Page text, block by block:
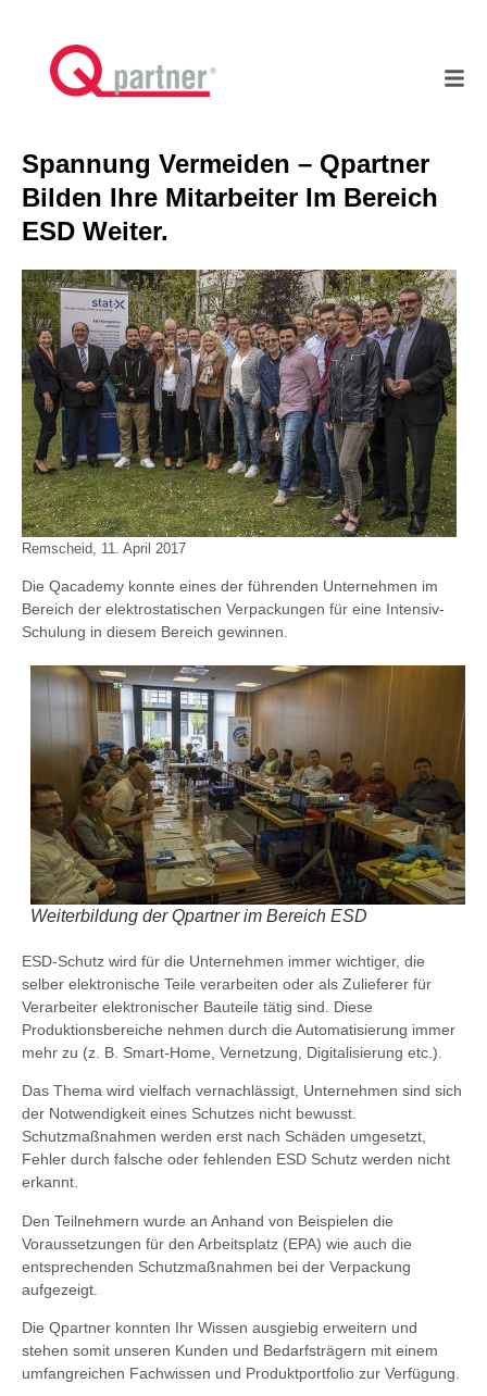
Spannung Vermeiden – Qpartner
Bilden Ihre Mitarbeiter Im Bereich
ESD Weiter.
Remscheid, 11. April 2017
Die Qacademy konnte eines der führenden Unternehmen im
Bereich der elektrostatischen Verpackungen für eine Intensiv-
Schulung in diesem Bereich gewinnen.
Weiterbildung der Qpartner im Bereich ESD
ESD-Schutz wird für die Unternehmen immer wichtiger, die
selber elektronische Teile verarbeiten oder als Zulieferer für
Verarbeiter elektronischer Bauteile tätig sind. Diese
Produktionsbereiche nehmen durch die Automatisierung immer
mehr zu (z. B. Smart-Home, Vernetzung, Digitalisierung etc.).
Das Thema wird vielfach vernachlässigt, Unternehmen sind sich
der Notwendigkeit eines Schutzes nicht bewusst.
Schutzmaßnahmen werden erst nach Schäden umgesetzt,
Fehler durch falsche oder fehlenden ESD Schutz werden nicht
erkannt.
Den Teilnehmern wurde an Anhand von Beispielen die
Voraussetzungen für den Arbeitsplatz (EPA) wie auch die
entsprechenden Schutzmaßnahmen bei der Verpackung
aufgezeigt.
Die Qpartner konnten Ihr Wissen ausgiebig erweitern und
stehen somit unseren Kunden und Bedarfsträgern mit einem
umfangreichen Fachwissen und Produktportfolio zur Verfügung.